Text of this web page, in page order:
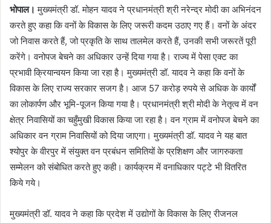
भोपाल। मुख्यमंत्री डॉ. मोहन यादव ने प्रधानमंत्री श्री नरेन्द्र मोदी का अभिनंदन
करते हुए कहा कि वनों के विकास के लिए जरूरी कदम उठाए गए हैं। वनों के अंदर
जो निवास करते हैं, जो प्रकृति के साथ तालमेल करते हैं, उनकी सभी जरूरतें पूरी
करेंगे। वनोपज बेचने का अधिकार उन्हें दिया गया है। राज्य में पेसा एक्ट का
प्रभावी क्रियान्वयन किया जा रहा है। मुख्यमंत्री डॉ. यादव ने कहा कि वनों के
विकास के लिए राज्य सरकार सजग है। आज 57 करोड़ रुपये से अधिक के कार्यों
का लोकार्पण और भूमि-पूजन किया गया है। प्रधानमंत्री श्री मोदी के नेतृत्व में वन
क्षेत्र निवासियों का चहुँमुखी विकास किया जा रहा है। वन ग्राम में वनोपज बेचने का
अधिकार वन ग्राम निवासियों को दिया जाएगा। मुख्यमंत्री डॉ. यादव ने यह बात
श्योपुर के वीरपुर में संयुक्त वन प्रबंधन समितियों के प्रशिक्षण और जागरुकता
सम्मेलन को संबोधित करते हुए कही। कार्यक्रम में वनाधिकार पट्टे भी वितरित
किये गये।
मुख्यमंत्री डॉ. यादव ने कहा कि प्रदेश में उद्योगों के विकास के लिए रीजनल